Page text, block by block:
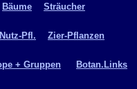
Bäume Sträucher
Nutz-Pfl. Zier-Pflanzen
+ Gruppen Botan.Links